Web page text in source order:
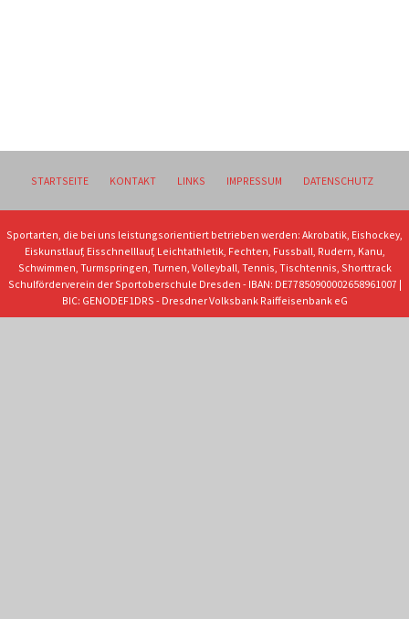
STARTSEITE KONTAKT LINKS IMPRESSUM DATENSCHUTZ
Sportarten, die bei uns leistungsorientiert betrieben werden: Akrobatik, Eishockey,
Eiskunstlauf, Eisschnelllauf, Leichtathletik, Fechten, Fussball, Rudern, Kanu,
Schwimmen, Turmspringen, Turnen, Volleyball, Tennis, Tischtennis, Shorttrack
Schulförderverein der Sportoberschule Dresden - IBAN: DE77850900002658961007 |
BIC: GENODEF1DRS - Dresdner Volksbank Raiffeisenbank eG